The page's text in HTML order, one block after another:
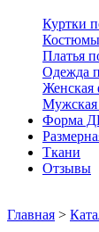
Куртки
Платья
Одежда
Женская
Форма
Ткани
Отзывы
Главная >